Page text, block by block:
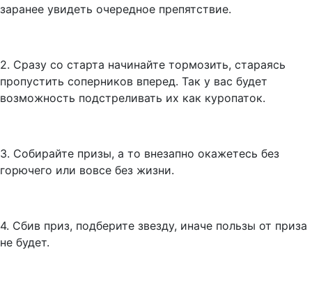
заранее увидеть очередное препятствие.
2. Сразу со старта начинайте тормозить, стараясь
пропустить соперников вперед. Так у вас будет
возможность подстреливать их как куропаток.
3. Собирайте призы, а то внезапно окажетесь без
горючего или вовсе без жизни.
4. Сбив приз, подберите звезду, иначе пользы от приза
не будет.